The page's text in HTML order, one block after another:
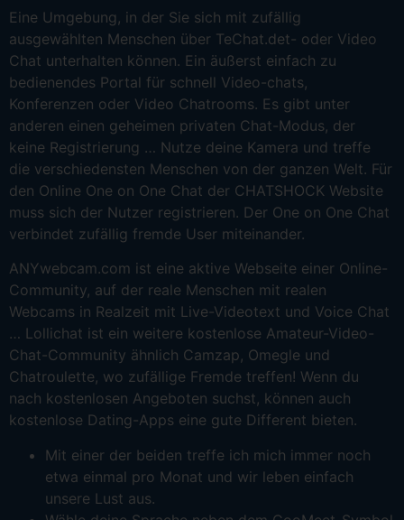
Eine Umgebung, in der Sie sich mit zufällig
ausgewählten Menschen über TeChat.det- oder Video
Chat unterhalten können. Ein äußerst einfach zu
bedienendes Portal für schnell Video-chats,
Konferenzen oder Video Chatrooms. Es gibt unter
anderen einen geheimen privaten Chat-Modus, der
keine Registrierung … Nutze deine Kamera und treffe
die verschiedensten Menschen von der ganzen Welt. Für
den Online One on One Chat der CHATSHOCK Website
muss sich der Nutzer registrieren. Der One on One Chat
verbindet zufällig fremde User miteinander.
ANYwebcam.com ist eine aktive Webseite einer Online-
Community, auf der reale Menschen mit realen
Webcams in Realzeit mit Live-Videotext und Voice Chat
… Lollichat ist ein weitere kostenlose Amateur-Video-
Chat-Community ähnlich Camzap, Omegle und
Chatroulette, wo zufällige Fremde treffen! Wenn du
nach kostenlosen Angeboten suchst, können auch
kostenlose Dating-Apps eine gute Different bieten.
Mit einer der beiden treffe ich mich immer noch
etwa einmal pro Monat und wir leben einfach
unsere Lust aus.